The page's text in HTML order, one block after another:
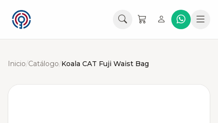
Inicio/Catálogo/Koala CAT Fuji Waist Bag